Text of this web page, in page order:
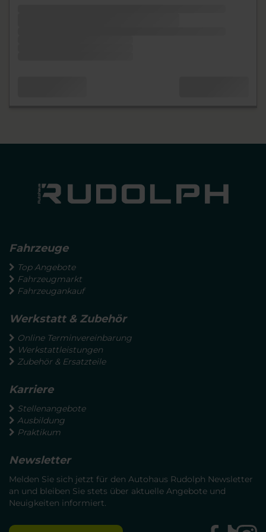
Fahrzeuge
Top Angebote
Fahrzeugmarkt
Fahrzeugankauf
Werkstatt & Zubehör
Online Terminvereinbarung
Werkstattleistungen
Zubehör & Ersatzteile
Karriere
Stellenangebote
Ausbildung
Praktikum
Newsletter
Melden Sie sich jetzt für den Autohaus Rudolph Newsletter
an und bleiben Sie stets über aktuelle Angebote und
Neuigkeiten informiert.